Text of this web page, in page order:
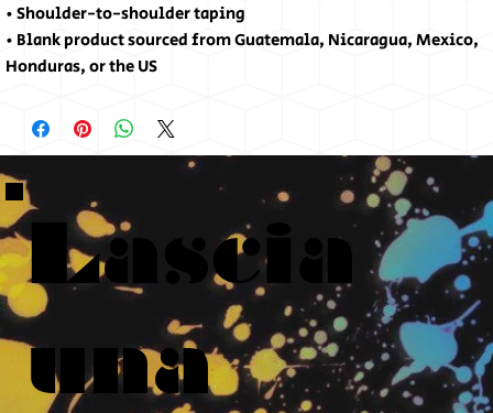
• Shoulder-to-shoulder taping
• Blank product sourced from Guatemala, Nicaragua, Mexico,
Honduras, or the US
Lascia
una